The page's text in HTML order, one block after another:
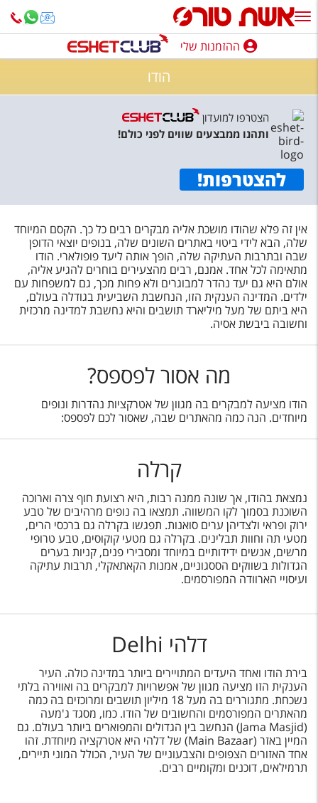
ההזמנות שלי
חופשה לפי סגנון
טיולים מאורגנים
חבילות נופש
הרגע האחרון
חבילות בריאות וספא
טיסות לחו"ל
קרוז
טופס צור קשר
תקנון
נגישות
ההזמנות שלי
הודו
הצטרפו למועדון
ותהנו ממבצעים שווים לפני כולם!
להצטרפות!
אין זה פלא שהודו מושכת אליה מבקרים רבים כל כך. הקסם המיוחד
שלה, הבא לידי ביטוי באתרים השונים שלה, בנופים יוצאי הדופן
שבה ובתרבות העתיקה שלה, הופך אותה ליעד פופולארי. הודו
מתאימה לכל אחד. אמנם, רבים מהצעירים בוחרים להגיע אליה,
אולם היא גם יעד נהדר למבוגרים ולא פחות מכך, גם למשפחות עם
ילדים. המדינה הענקית הזו, הנחשבת השביעית בגודלה בעולם,
היא ביתם של מעל מיליארד תושבים והיא נחשבת למדינה מרכזית
וחשובה ביבשת אסיה.
מה אסור לפספס?
הודו מציעה למבקרים בה מגוון של אטרקציות נהדרות ונופים
מיוחדים. הנה כמה מהאתרים שבה, שאסור לכם לפספס:
קרלה
נמצאת בהודו, אך שונה ממנה רבות, היא רצועת חוף צרה וארוכה
השוכנת בסמוך לקו המשווה. תמצאו בה נופים מרהיבים של טבע
ירוק ופראי ולצדיהן ערים סואנות. תפגשו בקרלה גם ברכסי הרים,
מטעי תה וחוות תבלינים. בקרלה גם מטעי קוקוסים, טבע טרופי
מרשים, אנשים ידידותיים במיוחד ומסבירי פנים, קניות בערים
הגדולות בשווקים הססגוניים, אמנות הקאתאקלי, תרבות עתיקה
ועיסויי הארוודה המפורסמים.
דלהי Delhi
בירת הודו ואחד היעדים המתויירים ביותר במדינה כולה. העיר
הענקית הזו מציעה מגוון של אפשרויות למבקרים בה ואווירה בלתי
נשכחת. מתגוררים בה מעל 18 מיליון תושבים ומרוכזים בה כמה
מהאתרים המפורסמים והחשובים של הודו. כמו, מסגד ג'מעה
(Jama Masjid) הנחשב בין הגדולים והמפוארים ביותר בעולם. גם
המיין באזר (Main Bazaar) של דלהי היא אטרקציה מיוחדת. זהו
אחד האזורים הצפופים והצבעוניים של העיר, הכולל המוני תיירים,
תרמילאים, דוכנים ומקומיים רבים.